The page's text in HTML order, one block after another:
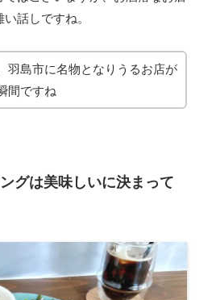
話しですね。
羽島市に名物となりうるお店が
間ですね
グは美味しいに決まって